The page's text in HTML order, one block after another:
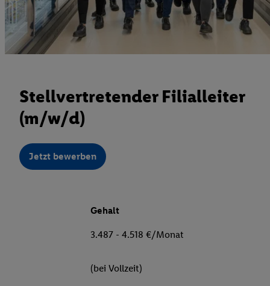
Stellvertretender Filialleiter
(m/w/d)
Jetzt bewerben
Gehalt
3.487 - 4.518 €/Monat
(bei Vollzeit)